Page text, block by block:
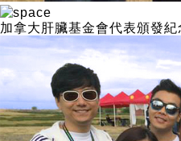
加拿大肝臟基金會代表頒發